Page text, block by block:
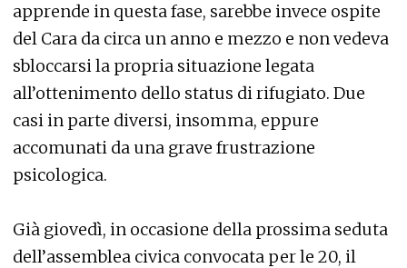
apprende in questa fase, sarebbe invece ospite
del Cara da circa un anno e mezzo e non vedeva
sbloccarsi la propria situazione legata
all’ottenimento dello status di rifugiato. Due
casi in parte diversi, insomma, eppure
accomunati da una grave frustrazione
psicologica.
Già giovedì, in occasione della prossima seduta
dell’assemblea civica convocata per le 20, il